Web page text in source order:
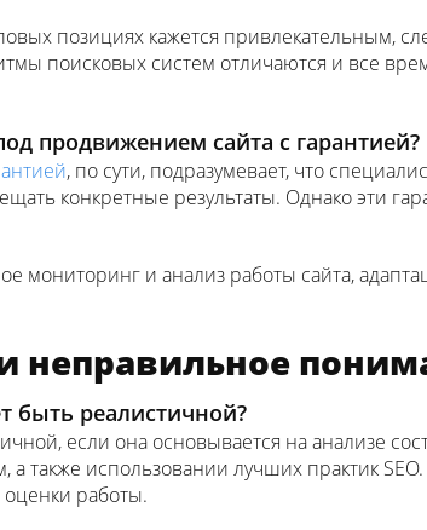
позициях кажется привлекательным,
поисковых систем отличаются и все
продвижением сайта с гарантией?
, по сути, подразумевает, что
конкретные результаты. Однако эти
мониторинг и анализ работы сайта,
неправильное
быть реалистичной?
если она основывается на анализе
а также использовании лучших практик
работы.